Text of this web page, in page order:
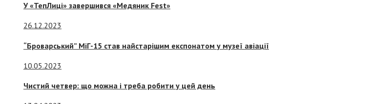
У «ТепЛиці» завершився «Медяник Fest»
26.12.2023
“Броварський” МіГ-15 став найстарішим експонатом у музеї авіації
10.05.2023
Чистий четвер: що можна і треба робити у цей день